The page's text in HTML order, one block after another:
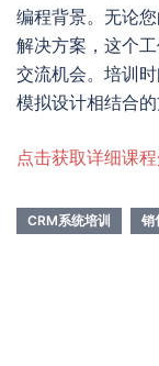
编程背景。无论
解决方案，这个
交流机会。培训
模拟设计相结合的
点击获取详细课
CRM系统培训 销